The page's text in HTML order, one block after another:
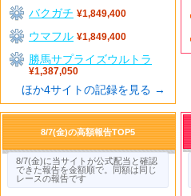
バクガチ ¥1,849,400
ウマフル ¥1,849,400
勝馬サプライズウルトラ
¥1,387,050
ほか4サイトの記録を見る →
8/7(金)の高額報告TOP5
8/7(金)に当サイトが公式配当と確認
できた報告を金額順で。同額は同じ
レースの報告です